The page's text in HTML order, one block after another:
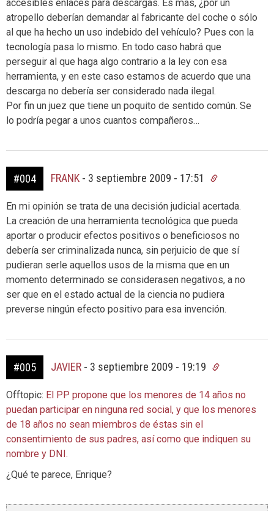
accesibles enlaces para descargas. Es más, ¿por un
atropello deberían demandar al fabricante del coche o sólo
al que ha hecho un uso indebido del vehículo? Pues con la
tecnología pasa lo mismo. En todo caso habrá que
perseguir al que haga algo contrario a la ley con esa
herramienta, y en este caso estamos de acuerdo que una
descarga no debería ser considerado nada ilegal.
Por fin un juez que tiene un poquito de sentido común. Se
lo podría pegar a unos cuantos compañeros…
#004 FRANK - 3 septiembre 2009 - 17:51
En mi opinión se trata de una decisión judicial acertada.
La creación de una herramienta tecnológica que pueda
aportar o producir efectos positivos o beneficiosos no
debería ser criminalizada nunca, sin perjuicio de que sí
pudieran serle aquellos usos de la misma que en un
momento determinado se considerasen negativos, a no
ser que en el estado actual de la ciencia no pudiera
preverse ningún efecto positivo para esa invención.
#005 JAVIER - 3 septiembre 2009 - 19:19
Offtopic: El PP propone que los menores de 14 años no
puedan participar en ninguna red social, y que los menores
de 18 años no sean miembros de éstas sin el
consentimiento de sus padres, así como que indiquen su
nombre y DNI.
¿Qué te parece, Enrique?